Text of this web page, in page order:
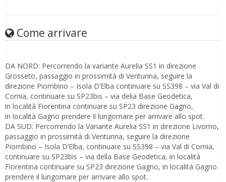
Come arrivare
DA NORD: Percorrendo la variante Aurelia SS1 in direzione
Grosseto, passaggio in prossimità di Venturina, seguire la
direzione Piombino – Isola D’Elba continuare su SS398 – via Val di
Cornia, continuare su SP23bis – via delia Base Geodetica,
in località Fiorentina continuare su SP23 direzione Gagno,
in località Gagno prendere il lungomare per arrivare allo spot.
DA SUD: Percorrendo la Variante Aurelia SS1 in direzione Livorno,
passaggio in prossimità di Venturina, seguire la direzione
Piombino – Isola D’Elba, continuare su SS398 – via Val di Cornia,
continuare su SP23bis – via della Base Geodetica, in località
Fiorentina continuare su SP23 direzione Gagno, in località Gagno
prendere il lungomare per arrivare allo spot.